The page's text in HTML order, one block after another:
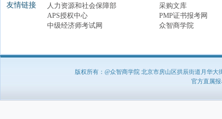
友情链接 人力资源和社会保障部
采购文库
APS授权中心
PMP证书报考网
中级经济师考试网
众智商学院
版权所有：@众智商学院 北京市房山区拱辰街道月华
官方直属报